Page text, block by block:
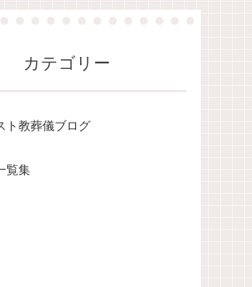
カテゴリー
ト教葬儀ブログ
覧集